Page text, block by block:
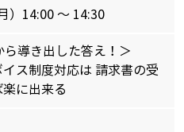
）14:00 ～ 14:30
導き出した答え！＞
ス制度対応は 請求書の受
に出来る